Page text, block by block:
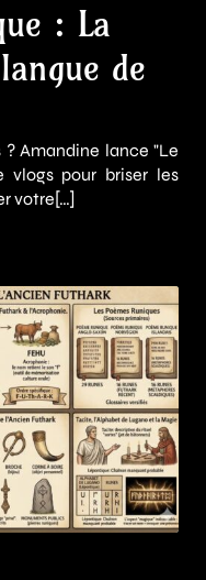
: La
de
Amandine lance "Le
vlogs pour briser les
votre[…]